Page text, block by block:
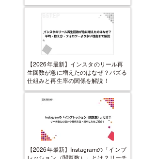
【2026年最新】インスタのリール再
生回数が急に増えたのはなぜ？バズる
仕組みと再生率の関係を解説！
【2026年最新】Instagramの「インプ